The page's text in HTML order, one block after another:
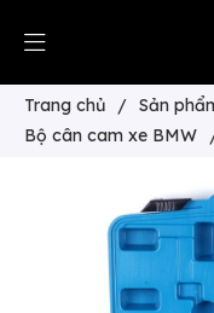
Trang chủ / Sản
Bộ cân cam xe BMW